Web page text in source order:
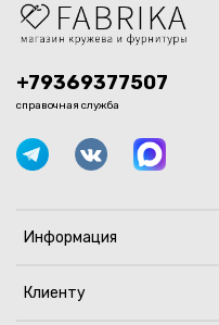
Информация
Клиенту
+79369377507
справочная служба